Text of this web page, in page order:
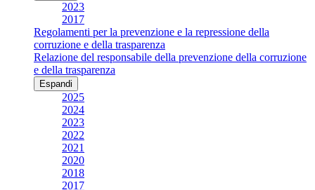
2023
2017
Regolamenti per la prevenzione e la repressione della
corruzione e della trasparenza
Relazione del responsabile della prevenzione della corruzione
e della trasparenza
Espandi
2025
2024
2023
2022
2021
2020
2018
2017